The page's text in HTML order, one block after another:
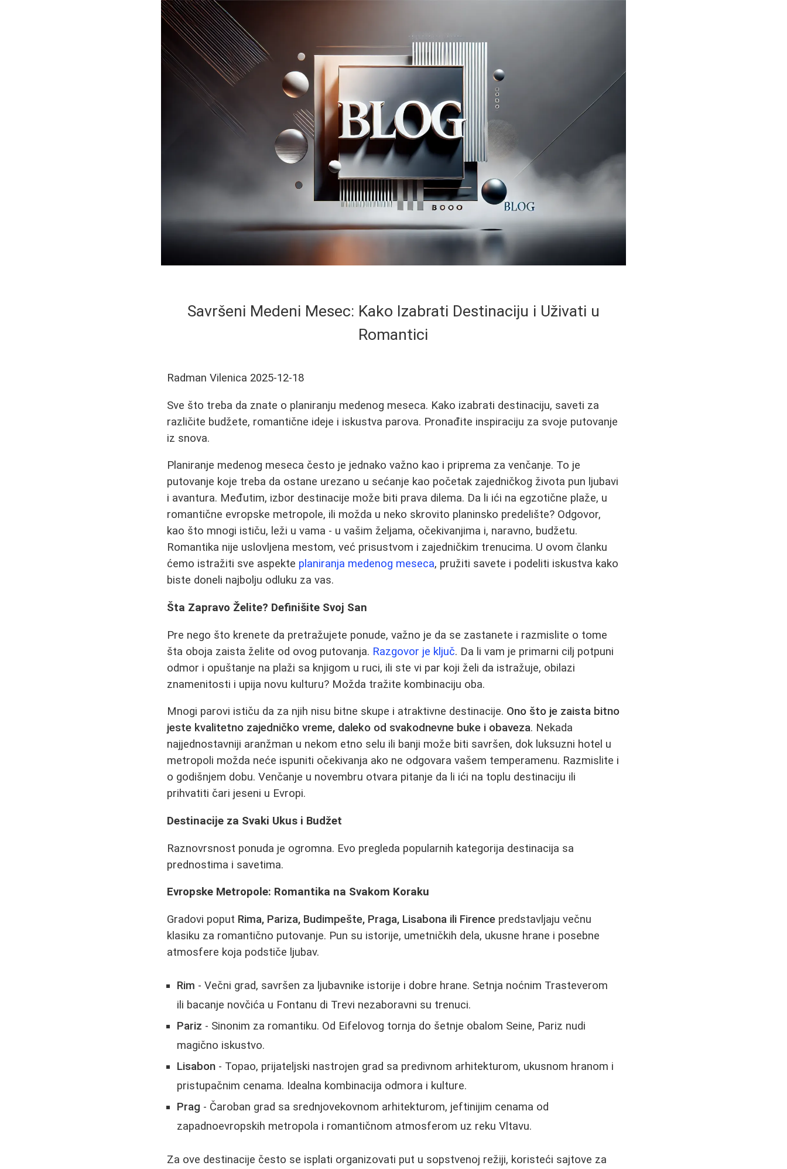
Savršeni Medeni Mesec: Kako Izabrati Destinaciju i Uživati u
Romantici
Radman Vilenica 2025-12-18
Sve što treba da znate o planiranju medenog meseca. Kako izabrati destinaciju, saveti za
različite budžete, romantične ideje i iskustva parova. Pronađite inspiraciju za svoje putovanje
iz snova.
Planiranje medenog meseca često je jednako važno kao i priprema za venčanje. To je
putovanje koje treba da ostane urezano u sećanje kao početak zajedničkog života pun ljubavi
i avantura. Međutim, izbor destinacije može biti prava dilema. Da li ići na egzotične plaže, u
romantične evropske metropole, ili možda u neko skrovito planinsko predelište? Odgovor,
kao što mnogi ističu, leži u vama - u vašim željama, očekivanjima i, naravno, budžetu.
Romantika nije uslovljena mestom, već prisustvom i zajedničkim trenucima. U ovom članku
ćemo istražiti sve aspekte planiranja medenog meseca, pružiti savete i podeliti iskustva kako
biste doneli najbolju odluku za vas.
Šta Zapravo Želite? Definišite Svoj San
Pre nego što krenete da pretražujete ponude, važno je da se zastanete i razmislite o tome
šta oboja zaista želite od ovog putovanja. Razgovor je ključ. Da li vam je primarni cilj potpuni
odmor i opuštanje na plaži sa knjigom u ruci, ili ste vi par koji želi da istražuje, obilazi
znamenitosti i upija novu kulturu? Možda tražite kombinaciju oba.
Mnogi parovi ističu da za njih nisu bitne skupe i atraktivne destinacije. Ono što je zaista bitno
jeste kvalitetno zajedničko vreme, daleko od svakodnevne buke i obaveza. Nekada
najjednostavniji aranžman u nekom etno selu ili banji može biti savršen, dok luksuzni hotel u
metropoli možda neće ispuniti očekivanja ako ne odgovara vašem temperamenu. Razmislite i
o godišnjem dobu. Venčanje u novembru otvara pitanje da li ići na toplu destinaciju ili
prihvatiti čari jeseni u Evropi.
Destinacije za Svaki Ukus i Budžet
Raznovrsnost ponuda je ogromna. Evo pregleda popularnih kategorija destinacija sa
prednostima i savetima.
Evropske Metropole: Romantika na Svakom Koraku
Gradovi poput Rima, Pariza, Budimpešte, Praga, Lisabona ili Firence predstavljaju večnu
klasiku za romantično putovanje. Pun su istorije, umetničkih dela, ukusne hrane i posebne
atmosfere koja podstiče ljubav.
Rim - Večni grad, savršen za ljubavnike istorije i dobre hrane. Setnja noćnim Trasteverom
ili bacanje novčića u Fontanu di Trevi nezaboravni su trenuci.
Pariz - Sinonim za romantiku. Od Eifelovog tornja do šetnje obalom Seine, Pariz nudi
magično iskustvo.
Lisabon - Topao, prijateljski nastrojen grad sa predivnom arhitekturom, ukusnom hranom i
pristupačnim cenama. Idealna kombinacija odmora i kulture.
Prag - Čaroban grad sa srednjovekovnom arhitekturom, jeftinijim cenama od
zapadnoevropskih metropola i romantičnom atmosferom uz reku Vltavu.
Za ove destinacije često se isplati organizovati put u sopstvenoj režiji, koristeći sajtove za